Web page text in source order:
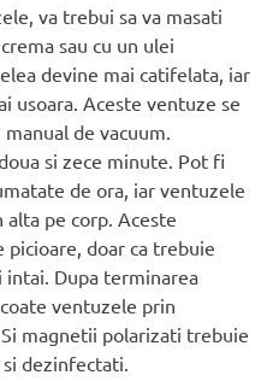
va trebui sa va masati
sau cu un ulei
devine mai catifelata, iar
usoara. Aceste ventuze se
de vacuum.
si zece minute. Pot fi
de ora, iar ventuzele
pe corp. Aceste
doar ca trebuie
intai. Dupa terminarea
ventuzele prin
magnetii polarizati trebuie
dezinfectati.